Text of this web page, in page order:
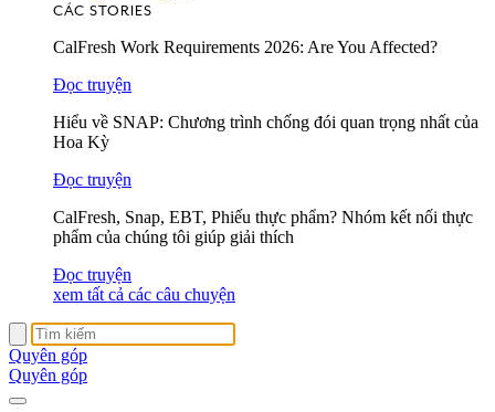
CÁC STORIES
CalFresh Work Requirements 2026: Are You Affected?
Đọc truyện
Hiểu về SNAP: Chương trình chống đói quan trọng nhất của
Hoa Kỳ
Đọc truyện
CalFresh, Snap, EBT, Phiếu thực phẩm? Nhóm kết nối thực
phẩm của chúng tôi giúp giải thích
Đọc truyện
xem tất cả các câu chuyện
Quyên góp
Quyên góp